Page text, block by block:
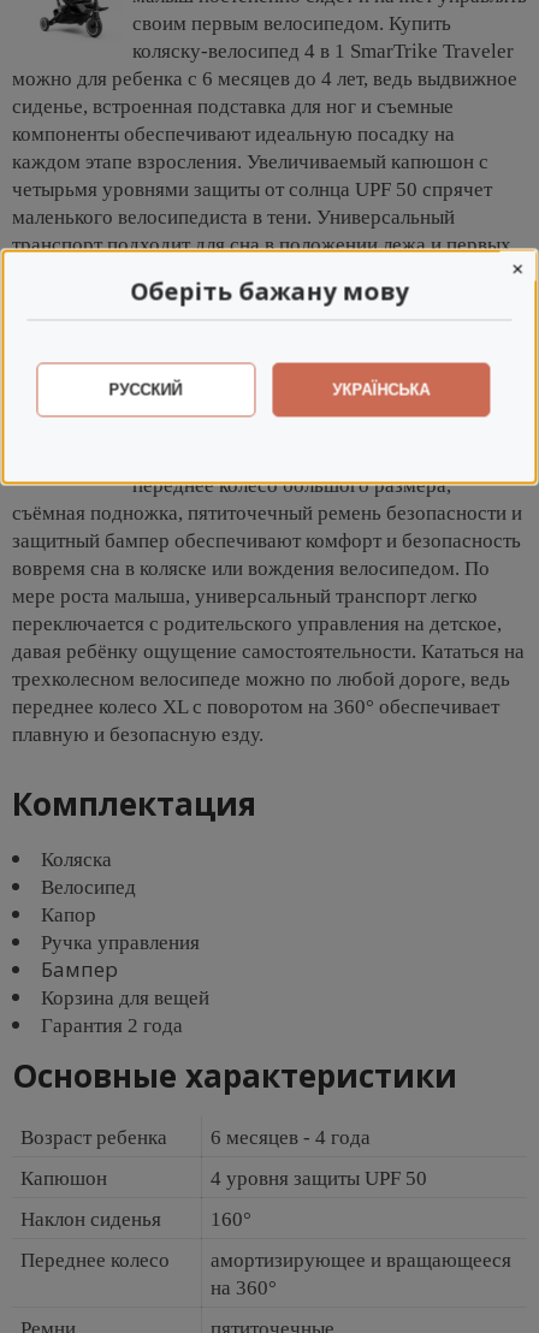
своим первым велосипедом. Купить
коляску-велосипед 4 в 1 SmarTrike Traveler
можно для ребенка с 6 месяцев до 4 лет, ведь выдвижное
сиденье, встроенная подставка для ног и съемные
компоненты обеспечивают идеальную посадку на
каждом этапе взросления. Увеличиваемый капюшон с
четырьмя уровнями защиты от солнца UPF 50 спрячет
маленького велосипедиста в тени. Универсальный
транспорт подходит для сна в положении лежа и первых
когда малыш научится крутить педали и управлять рулем,
Руль удобен в обхвате для маленьких ручек
и позволяет управлять одновременно с
переднее колесо большого размера,
съёмная подножка, пятиточечный ремень безопасности и
защитный бампер обеспечивают комфорт и безопасность
вовремя сна в коляске или вождения велосипедом. По
мере роста малыша, универсальный транспорт легко
переключается с родительского управления на детское,
давая ребёнку ощущение самостоятельности. Кататься на
трехколесном велосипеде можно по любой дороге, ведь
переднее колесо XL с поворотом на 360° обеспечивает
плавную и безопасную езду.
Комплектация
Коляска
Велосипед
Капор
Ручка управления
Бампер
Корзина для вещей
Гарантия 2 года
Основные характеристики
Возраст ребенка
6 месяцев - 4 года
Капюшон
4 уровня защиты UPF 50
Наклон сиденья
160°
Переднее колесо
амортизирующее и вращающееся
на 360°
Оберіть бажану мову
×
РУССКИЙ УКРАЇНСЬКА